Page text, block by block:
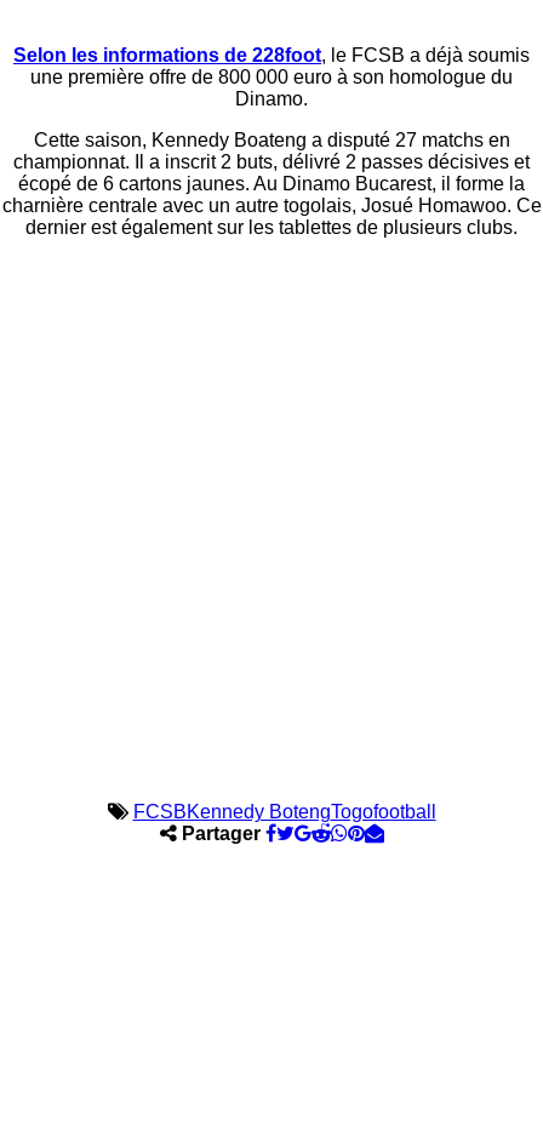
Selon les informations de 228foot, le FCSB a déjà soumis
une première offre de 800 000 euro à son homologue du
Dinamo.
Cette saison, Kennedy Boateng a disputé 27 matchs en
championnat. Il a inscrit 2 buts, délivré 2 passes décisives et
écopé de 6 cartons jaunes. Au Dinamo Bucarest, il forme la
charnière centrale avec un autre togolais, Josué Homawoo. Ce
dernier est également sur les tablettes de plusieurs clubs.
FCSBKennedy BotengTogofootball
Partager